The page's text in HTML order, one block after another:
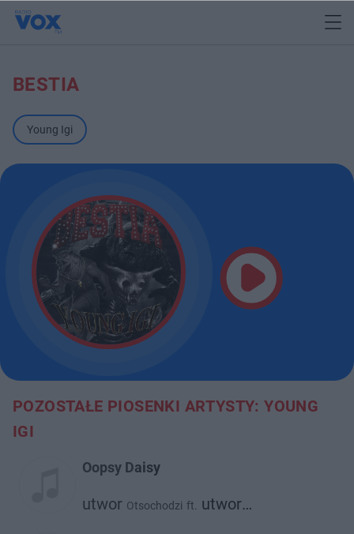
BESTIA
Young Igi
POZOSTAŁE PIOSENKI ARTYSTY: YOUNG
IGI
Oopsy Daisy
utwor Otsochodzi ft. utwor